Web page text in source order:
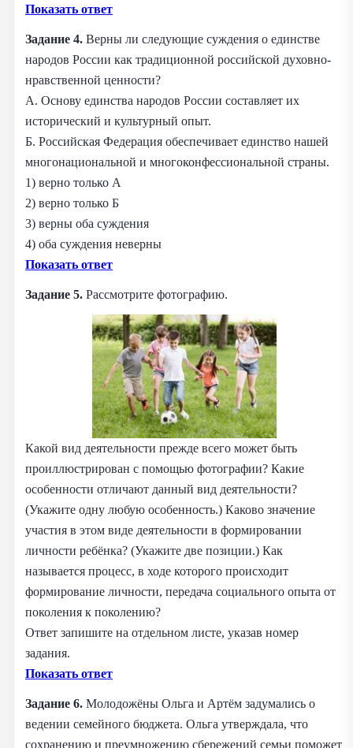
Показать ответ
Задание 4. Верны ли следующие суждения о единстве
народов России как традиционной российской духовно-
нравственной ценности?
А. Основу единства народов России составляет их
исторический и культурный опыт.
Б. Российская Федерация обеспечивает единство нашей
многонациональной и многоконфессиональной страны.
1) верно только А
2) верно только Б
3) верны оба суждения
4) оба суждения неверны
Показать ответ
Задание 5. Рассмотрите фотографию.
Какой вид деятельности прежде всего может быть
проиллюстрирован с помощью фотографии? Какие
особенности отличают данный вид деятельности?
(Укажите одну любую особенность.) Каково значение
участия в этом виде деятельности в формировании
личности ребёнка? (Укажите две позиции.) Как
называется процесс, в ходе которого происходит
формирование личности, передача социального опыта от
поколения к поколению?
Ответ запишите на отдельном листе, указав номер
задания.
Показать ответ
Задание 6. Молодожёны Ольга и Артём задумались о
ведении семейного бюджета. Ольга утверждала, что
сохранению и преумножению сбережений семьи поможет